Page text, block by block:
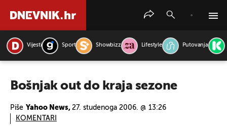
Vijesti Sport Showbizz Lifestyle Putovanja
Bošnjak out do kraja sezone
Piše Yahoo News, 27. studenoga 2006. @ 13:26
KOMENTARI
PRETRAŽITE VIJESTI